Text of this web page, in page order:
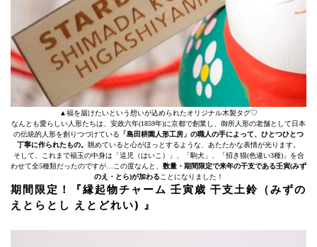
▲福を届けたいという想いが込められたオリジナル木製タグ♡
なんとも愛らしい人形たちは、安政六年(1859年)に京都で創業し、御所人形の老舗として日本
の伝統的人形を創りつづけている 「島田耕園人形工房」の職人の手によって、ひとつひとつ
丁寧に作られたもの。 眺めていると心がほっとするような、あたたかな表情が光ります。
そして、これまで福玉の中身は「這児（はいこ）」、「駒犬」、「招き猫(色違い3種)」を合
わせて全5種類だったのですが…この度なんと、 数量・期間限定で来年の干支である壬寅(みず
のえ・とら)が加わることになりました！
期間限定！『縁起物チャーム 壬寅歳 干支土鈴（みずの
えとらとし えとどれい) 』